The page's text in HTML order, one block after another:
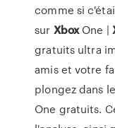
comme si
sur XboxOne |
gratuits ultra
amis et votre
plongez dans
One gratuits.